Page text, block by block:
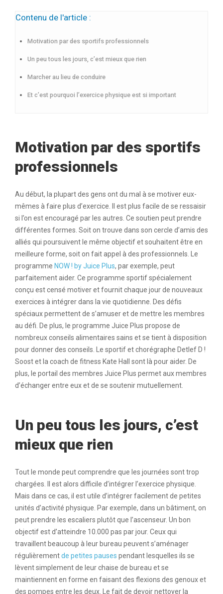
Contenu de l'article :
Motivation par des sportifs professionnels
Un peu tous les jours, c’est mieux que rien
Marcher au lieu de conduire
Et c’est pourquoi l’exercice physique est si important
Motivation par des sportifs
professionnels
Au début, la plupart des gens ont du mal à se motiver eux-
mêmes à faire plus d’exercice. Il est plus facile de se ressaisir
si l’on est encouragé par les autres. Ce soutien peut prendre
différentes formes. Soit on trouve dans son cercle d’amis des
alliés qui poursuivent le même objectif et souhaitent être en
meilleure forme, soit on fait appel à des professionnels. Le
programme NOW ! by Juice Plus, par exemple, peut
parfaitement aider. Ce programme sportif spécialement
conçu est censé motiver et fournit chaque jour de nouveaux
exercices à intégrer dans la vie quotidienne. Des défis
spéciaux permettent de s’amuser et de mettre les membres
au défi. De plus, le programme Juice Plus propose de
nombreux conseils alimentaires sains et se tient à disposition
pour donner des conseils. Le sportif et chorégraphe Detlef D !
Soost et la coach de fitness Kate Hall sont là pour aider. De
plus, le portail des membres Juice Plus permet aux membres
d’échanger entre eux et de se soutenir mutuellement.
Un peu tous les jours, c’est
mieux que rien
Tout le monde peut comprendre que les journées sont trop
chargées. Il est alors difficile d’intégrer l’exercice physique.
Mais dans ce cas, il est utile d’intégrer facilement de petites
unités d’activité physique. Par exemple, dans un bâtiment, on
peut prendre les escaliers plutôt que l’ascenseur. Un bon
objectif est d’atteindre 10.000 pas par jour. Ceux qui
travaillent beaucoup à leur bureau peuvent s’aménager
régulièrementde petites pauses pendant lesquelles ils se
lèvent simplement de leur chaise de bureau et se
maintiennent en forme en faisant des flexions des genoux et
des pompes entre les deux. Le fait de devoir nettoyer la